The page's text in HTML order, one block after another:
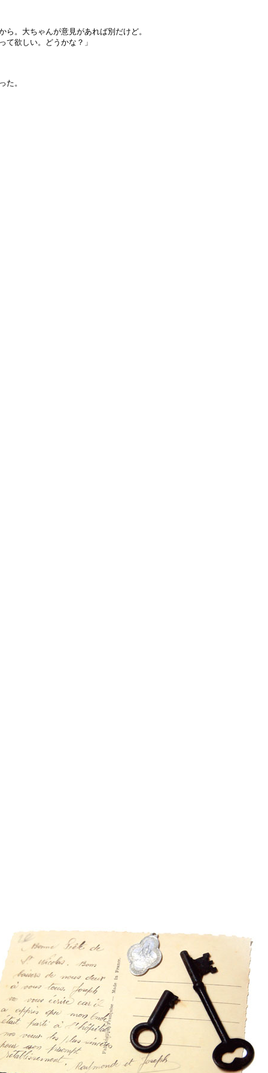
。大ちゃんが意見があれば別だけど。
欲しい。どうかな？」
た。